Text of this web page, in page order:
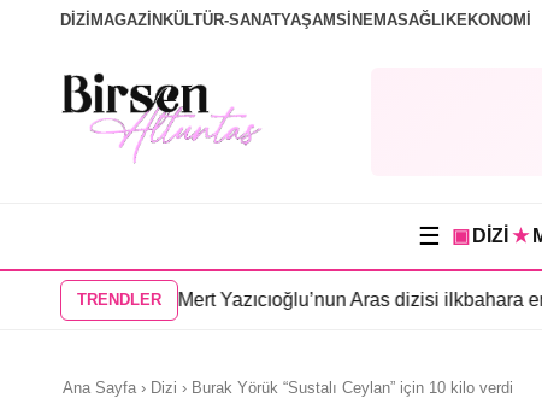
DİZİ MAGAZİN KÜLTÜR-SANATYAŞAMSİNEMASAĞLIKEKONOMİ
☰ ▣ DİZİ ★
TRENDLER
yayınlandı•Mert Yazıcıoğlu’nun Aras dizisi ilkbahara ertelendi•
Ana Sayfa › Dizi › Burak Yörük “Sustalı Ceylan” için 10 kilo verdi